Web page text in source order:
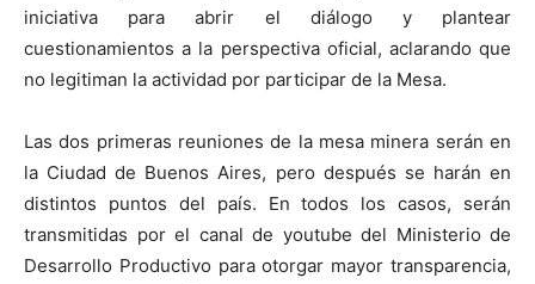
iniciativa para abrir el diálogo y plantear
cuestionamientos a la perspectiva oficial, aclarando que
no legitiman la actividad por participar de la Mesa.
Las dos primeras reuniones de la mesa minera serán en
la Ciudad de Buenos Aires, pero después se harán en
distintos puntos del país. En todos los casos, serán
transmitidas por el canal de youtube del Ministerio de
Desarrollo Productivo para otorgar mayor transparencia,